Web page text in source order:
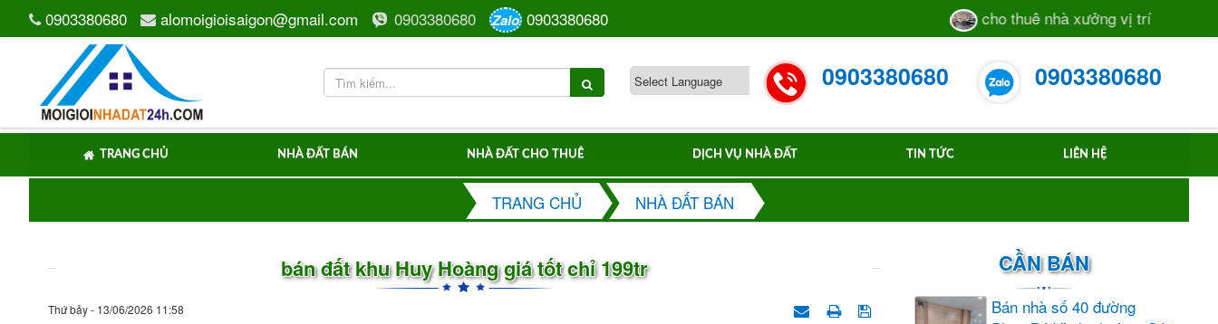
0903380680 alomoigioisaigon@gmail.com 0903380680 Zalo 0903380680 cho thuê nhà xưởng vị trí sát mặt tiền
0903380680 0903380680
TRANG CHỦ NHÀ ĐẤT BÁN NHÀ ĐẤT CHO THUÊ DỊCH VỤ NHÀ ĐẤT TIN TỨC LIÊN HỆ
TRANG CHỦ NHÀ ĐẤT BÁN
bán đất khu Huy Hoàng giá tốt chỉ 199tr
Thứ bảy - 13/06/2026 11:58
CẦN BÁN
Bán nhà số 40 đường